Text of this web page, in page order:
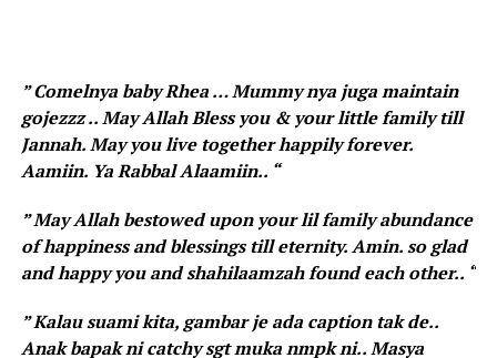
” Comelnya baby Rhea … Mummy nya juga maintain
gojezzz .. May Allah Bless you & your little family till
Jannah. May you live together happily forever.
Aamiin. Ya Rabbal Alaamiin.. “
” May Allah bestowed upon your lil family abundance
of happiness and blessings till eternity. Amin. so glad
and happy you and shahilaamzah found each other.. “
” Kalau suami kita, gambar je ada caption tak de..
Anak bapak ni catchy sgt muka nmpk ni.. Masya